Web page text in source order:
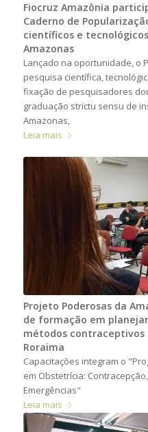
Fiocruz Amazônia
Caderno de
científicos e
Amazonas
Lançado na oportunidade, o
pesquisa científica,
fixação de pesquisadores
graduação strictu sensu de
Amazonas,
Leia mais
Projeto Poderosas da
de formação em
métodos contraceptivos
Roraima
Capacitações integram o
em Obstetrícia:
Emergências"
Leia mais